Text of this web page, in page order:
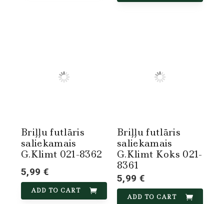
Briļļu futlāris
saliekamais
G.Klimt 021-8362
5,99 €
ADD TO CART
Briļļu futlāris
saliekamais
G.Klimt Koks 021-
8361
5,99 €
ADD TO CART